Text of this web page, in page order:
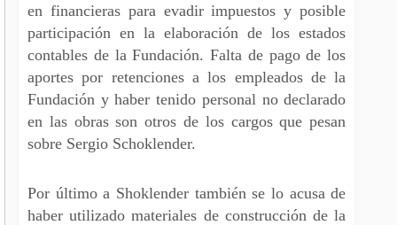
en financieras para evadir impuestos y posible
participación en la elaboración de los estados
contables de la Fundación. Falta de pago de los
aportes por retenciones a los empleados de la
Fundación y haber tenido personal no declarado
en las obras son otros de los cargos que pesan
sobre Sergio Schoklender.
Por último a Shoklender también se lo acusa de
haber utilizado materiales de construcción de la